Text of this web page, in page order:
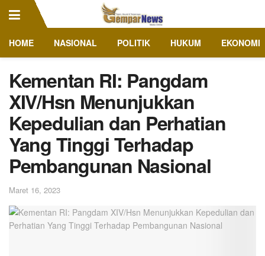
HOME NASIONAL POLITIK HUKUM EKONOMI
Kementan RI: Pangdam
XIV/Hsn Menunjukkan
Kepedulian dan Perhatian
Yang Tinggi Terhadap
Pembangunan Nasional
Maret 16, 2023